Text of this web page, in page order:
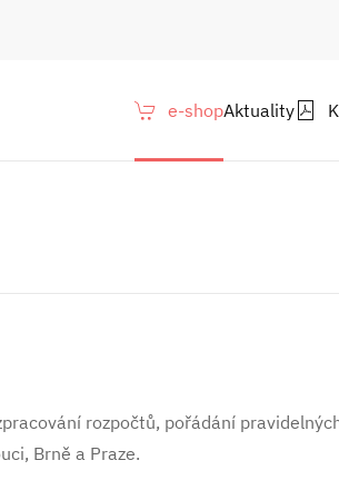
e-shopAktuality
rozpočtů, pořádání
Brně a Praze.